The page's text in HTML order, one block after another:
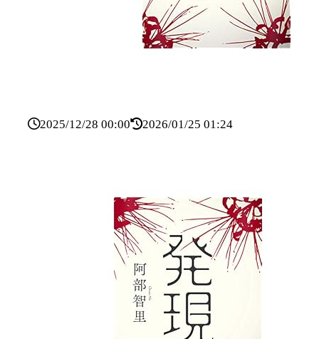
2025/12/28 00:00 2026/01/25 01:24